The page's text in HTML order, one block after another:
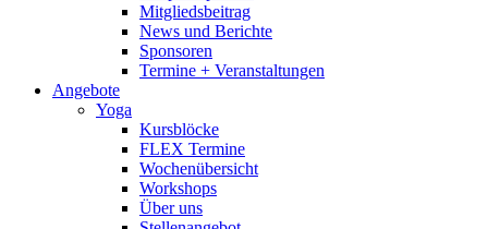
Mitgliedsbeitrag
News und Berichte
Sponsoren
Termine + Veranstaltungen
Angebote
Yoga
Kursblöcke
FLEX Termine
Wochenübersicht
Workshops
Über uns